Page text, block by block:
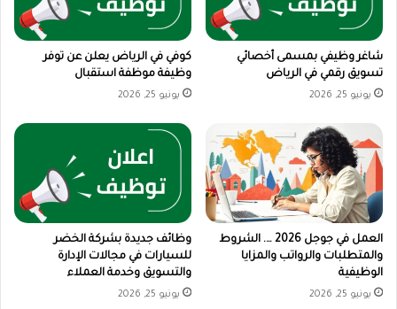
شاغر وظيفي بمسمى أخصائي
تسويق رقمي في الرياض
يونيو 25, 2026
كوفي في الرياض يعلن عن توفر
وظيفة موظفة استقبال
يونيو 25, 2026
العمل في جوجل 2026 …. الشروط
والمتطلبات والرواتب والمزايا
الوظيفية
يونيو 25, 2026
وظائف جديدة بشركة الخضر
للسيارات في مجالات الإدارة
والتسويق وخدمة العملاء
يونيو 25, 2026